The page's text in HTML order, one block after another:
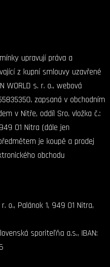
upravují práva a
z kupní smlouvy uzavřené
WORLD s. r. o., webová
zapsaná v obchodním
v Nitře, oddíl Sro, vložka č.:
01 Nitra (dále jen
je koupě a prodej
obchodu
o., Palánok 1, 949 01 Nitra,
sporiteľňa a.s., IBAN: